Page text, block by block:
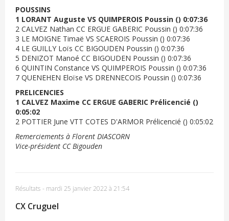
POUSSINS
1 LORANT Auguste VS QUIMPEROIS Poussin () 0:07:36
2 CALVEZ Nathan CC ERGUE GABERIC Poussin () 0:07:36
3 LE MOIGNE Timaë VS SCAEROIS Poussin () 0:07:36
4 LE GUILLY Loïs CC BIGOUDEN Poussin () 0:07:36
5 DENIZOT Manoé CC BIGOUDEN Poussin () 0:07:36
6 QUINTIN Constance VS QUIMPEROIS Poussin () 0:07:36
7 QUENEHEN Eloïse VS DRENNECOIS Poussin () 0:07:36
PRELICENCIES
1 CALVEZ Maxime CC ERGUE GABERIC Prélicencié ()
0:05:02
2 POTTIER June VTT COTES D'ARMOR Prélicencié () 0:05:02
Remerciements à Florent DIASCORN
Vice-président CC Bigouden
Résultats - mardi 25 janvier 2022 à 21:54
CX Cruguel